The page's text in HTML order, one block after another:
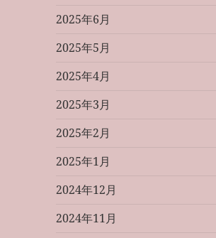
2025年6月
2025年5月
2025年4月
2025年3月
2025年2月
2025年1月
2024年12月
2024年11月